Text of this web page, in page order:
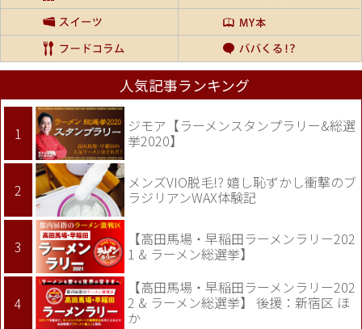
人気記事ランキング
ジモア【ラーメンスタンプラリー&総選
挙2020】
メンズVIO脱毛!? 嬉し恥ずかし衝撃のブ
ラジリアンWAX体験記
【高田馬場・早稲田ラーメンラリー202
1 & ラーメン総選挙】
【高田馬場・早稲田ラーメンラリー202
2 & ラーメン総選挙】 後援：新宿区 ほ
か